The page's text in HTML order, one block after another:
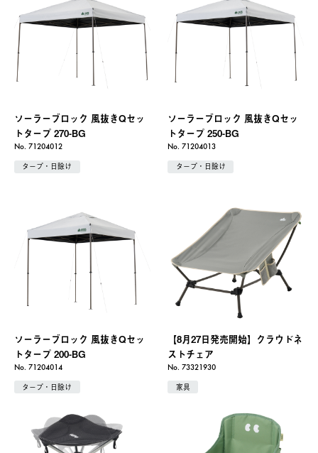
ソーラーブロック 風抜きQセッ
トタープ 270-BG
No. 71204012
タープ・日除け
ソーラーブロック 風抜きQセッ
トタープ 250-BG
No. 71204013
タープ・日除け
ソーラーブロック 風抜きQセッ
トタープ 200-BG
No. 71204014
タープ・日除け
【8月27日発売開始】クラウドネ
ストチェア
No. 73321930
家具